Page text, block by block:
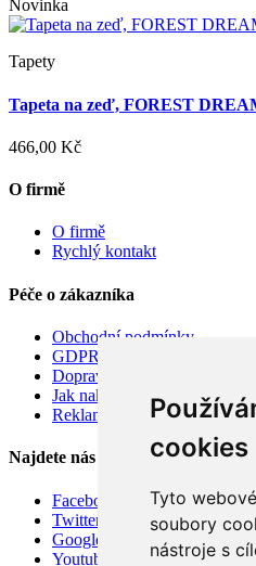
cookies
Tyto
soubory
nástroje s
Novinka
Tapety
Tapeta na zeď, FOREST
466,00 Kč
O firmě
O firmě
Rychlý kontakt
Péče o zákazníka
Obchodní podmínky
GDPR
Doprava
Jak nakupovat
Reklamace
Najdete nás
Facebook
Twitter
Google
Youtube